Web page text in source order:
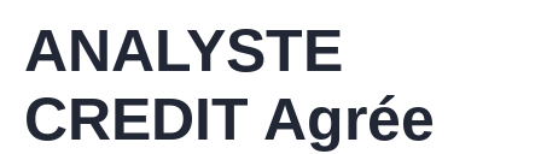
ANALYSTE
CREDIT Agrée